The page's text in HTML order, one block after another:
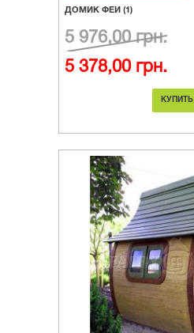
ДОМИК ФЕИ (1)
5 976,00 грн.
5 378,00 грн.
КУПИТЬ